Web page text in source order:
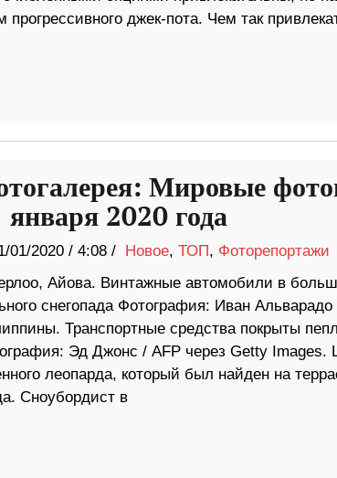
джек-пота. Чем так
Мировые
января 2020 года
01/2020/ 4:08 / Новое, ТОП, Фоторепортажи
Айова. Винтажные автомобили в
снегопада Фотография: Иван
Транспортные средства покрыты
Эд Джонс / AFP через Getty Images.
леопарда, который был найден на
Сноубордист в